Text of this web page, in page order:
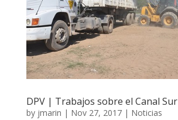
DPV | Trabajos sobre el Canal Sur
by jmarin | Nov 27, 2017| Noticias